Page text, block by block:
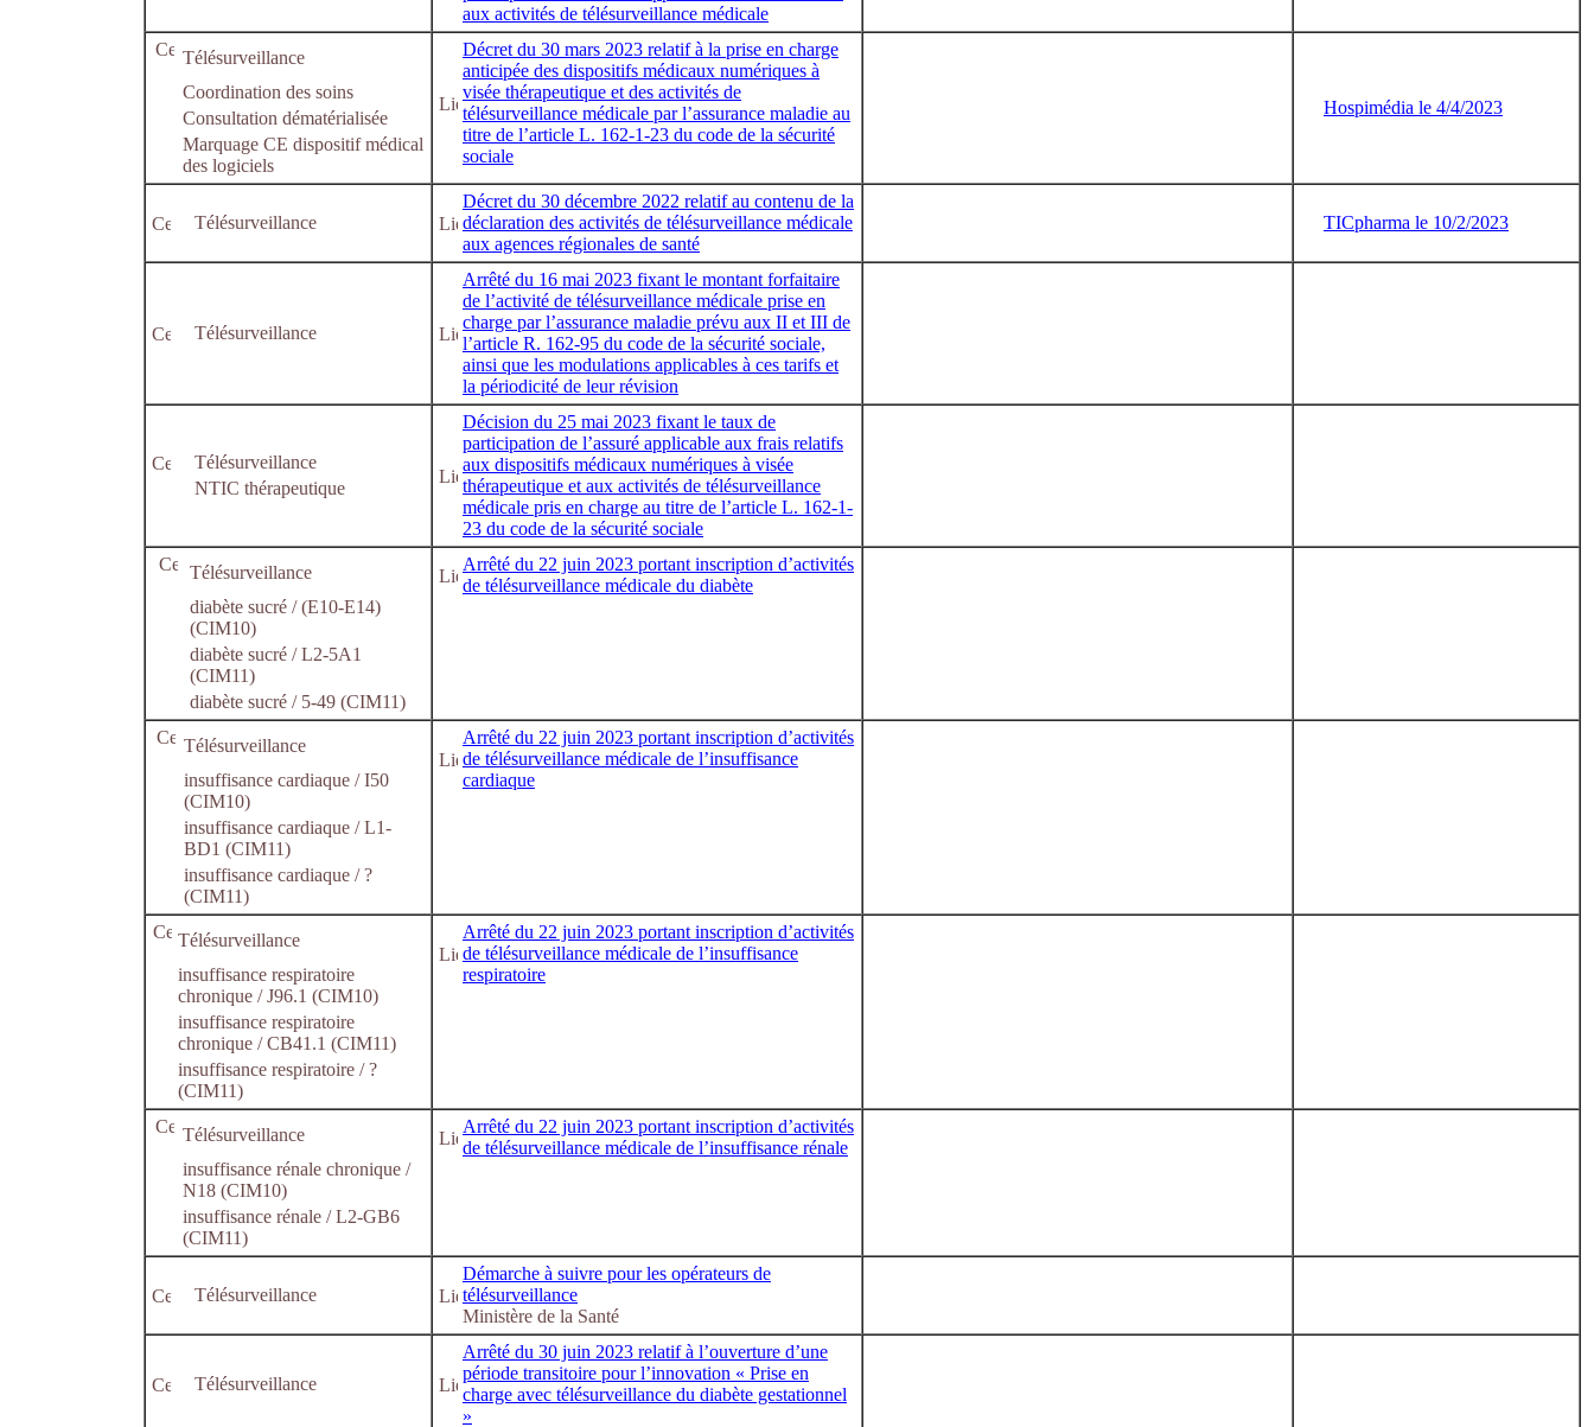
aux activités de télésurveillance médicale
Télésurveillance
Coordination des soins
Consultation dématérialisée
Marquage CE dispositif médical
des logiciels
Décret du 30 mars 2023 relatif à la prise en charge
anticipée des dispositifs médicaux numériques à
visée thérapeutique et des activités de
télésurveillance médicale par l’assurance maladie au
titre de l’article L. 162-1-23 du code de la sécurité
sociale
Hospimédia le 4/4/2023
Télésurveillance
Décret du 30 décembre 2022 relatif au contenu de la
déclaration des activités de télésurveillance médicale
aux agences régionales de santé
TICpharma le 10/2/2023
Télésurveillance
Arrêté du 16 mai 2023 fixant le montant forfaitaire
de l’activité de télésurveillance médicale prise en
charge par l’assurance maladie prévu aux II et III de
l’article R. 162-95 du code de la sécurité sociale,
ainsi que les modulations applicables à ces tarifs et
la périodicité de leur révision
Télésurveillance
NTIC thérapeutique
Décision du 25 mai 2023 fixant le taux de
participation de l’assuré applicable aux frais relatifs
aux dispositifs médicaux numériques à visée
thérapeutique et aux activités de télésurveillance
médicale pris en charge au titre de l’article L. 162-1-
23 du code de la sécurité sociale
Télésurveillance
diabète sucré / (E10-E14)
(CIM10)
diabète sucré / L2-5A1
(CIM11)
diabète sucré / 5-49 (CIM11)
Arrêté du 22 juin 2023 portant inscription d’activités
de télésurveillance médicale du diabète
Télésurveillance
insuffisance cardiaque / I50
(CIM10)
insuffisance cardiaque / L1-
BD1 (CIM11)
insuffisance cardiaque / ?
(CIM11)
Arrêté du 22 juin 2023 portant inscription d’activités
de télésurveillance médicale de l’insuffisance
cardiaque
Télésurveillance
insuffisance respiratoire
chronique / J96.1 (CIM10)
insuffisance respiratoire
chronique / CB41.1 (CIM11)
insuffisance respiratoire / ?
(CIM11)
Arrêté du 22 juin 2023 portant inscription d’activités
de télésurveillance médicale de l’insuffisance
respiratoire
Télésurveillance
insuffisance rénale chronique /
N18 (CIM10)
insuffisance rénale / L2-GB6
(CIM11)
Arrêté du 22 juin 2023 portant inscription d’activités
de télésurveillance médicale de l’insuffisance rénale
Télésurveillance
Démarche à suivre pour les opérateurs de
télésurveillance
Ministère de la Santé
Télésurveillance
Arrêté du 30 juin 2023 relatif à l’ouverture d’une
période transitoire pour l’innovation « Prise en
charge avec télésurveillance du diabète gestationnel
»